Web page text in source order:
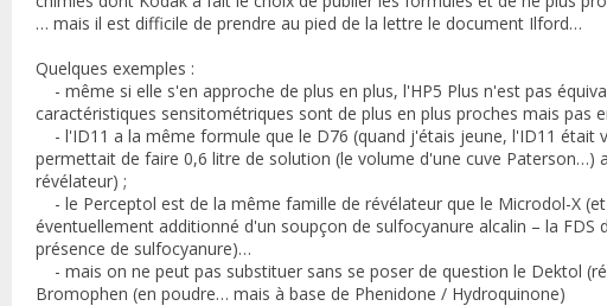
… mais il est difficile de prendre au pied de la lettre le document Ilford…
Quelques exemples :
- même si elle s'en approche de plus en plus, l'HP5 Plus n'est pas
caractéristiques sensitométriques sont de plus en plus proches mais pas
- l'ID11 a la même formule que le D76 (quand j'étais jeune, l'ID11 était
permettait de faire 0,6 litre de solution (le volume d'une cuve
révélateur) ;
- le Perceptol est de la même famille de révélateur que le Microdol-X
éventuellement additionné d'un soupçon de sulfocyanure alcalin – la
présence de sulfocyanure)…
- mais on ne peut pas substituer sans se poser de question le Dektol
Bromophen (en poudre… mais à base de Phenidone / Hydroquinone)